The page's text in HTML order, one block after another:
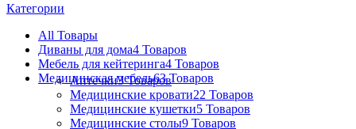
Категории
All Товары
Диваны для дома4 Товаров
Мебель для кейтеринга4 Товаров
Медицинская мебель63 Товаров
Аптечки3 Товаров
Медицинские кровати22 Товаров
Медицинские кушетки5 Товаров
Медицинские столы9 Товаров